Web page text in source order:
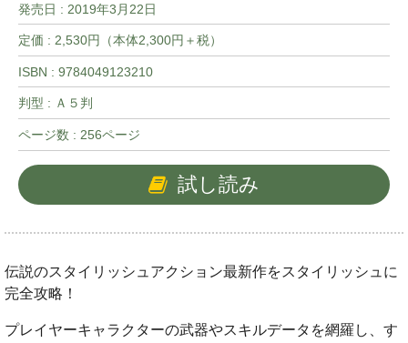
発売日 : 2019年3月22日
定価 : 2,530円（本体2,300円＋税）
ISBN : 9784049123210
判型 : Ａ５判
ページ数 : 256ページ
試し読み
伝説のスタイリッシュアクション最新作をスタイリッシュに
完全攻略！
プレイヤーキャラクターの武器やスキルデータを網羅し、す